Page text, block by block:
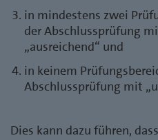
in mindestens zwei
der Abschlussprüfung
„ausreichend“ und
in keinem
Abschlussprüfung mit
Dies kann dazu führen,